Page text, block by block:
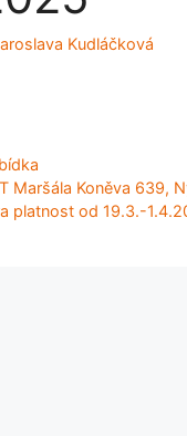
Kudláčková
Maršála Koněva 639,
platnost od 19.3.-